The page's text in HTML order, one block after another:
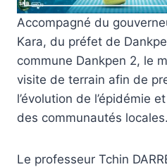
Accompagné du
Kara, du préfet de
commune Dankpen 2, le
visite de terrain afin de
l’évolution de l’épidémie
des communautés locales.
Le professeur Tchin